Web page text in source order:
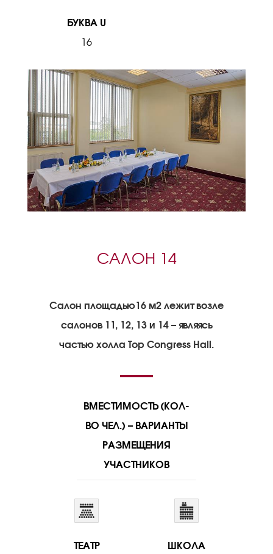
БУКВА U
16
САЛОН 14
Салон площадью16 м2 лежит возле
салонов 11, 12, 13 и 14 – являясь
частью холла Top Congress Hall.
ВМЕСТИМОСТЬ (КОЛ-
ВО ЧЕЛ.) – ВАРИАНТЫ
РАЗМЕЩЕНИЯ
УЧАСТНИКОВ
ТЕАТР ШКОЛА